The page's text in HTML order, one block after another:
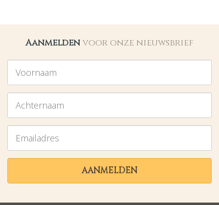
Aanmelden voor onze nieuwsbrief
Voornaam
Achternaam
Emailadres
AANMELDEN